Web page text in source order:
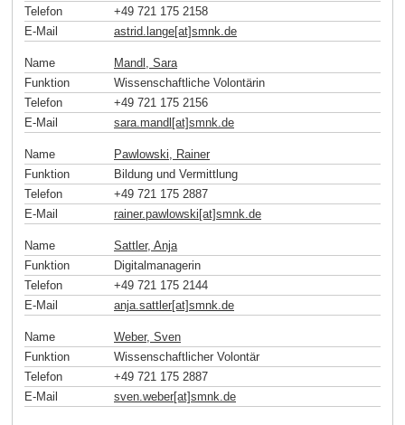
Telefon
+49 721 175 2158
E-Mail
astrid.lange[at]smnk.de
Name
Mandl, Sara
Funktion
Wissenschaftliche Volontärin
Telefon
+49 721 175 2156
E-Mail
sara.mandl[at]smnk.de
Name
Pawlowski, Rainer
Funktion
Bildung und Vermittlung
Telefon
+49 721 175 2887
E-Mail
rainer.pawlowski[at]smnk.de
Name
Sattler, Anja
Funktion
Digitalmanagerin
Telefon
+49 721 175 2144
E-Mail
anja.sattler[at]smnk de
Name
Weber, Sven
Funktion
Wissenschaftlicher Volontär
Telefon
+49 721 175 2887
E-Mail
sven.weber[at]smnk de